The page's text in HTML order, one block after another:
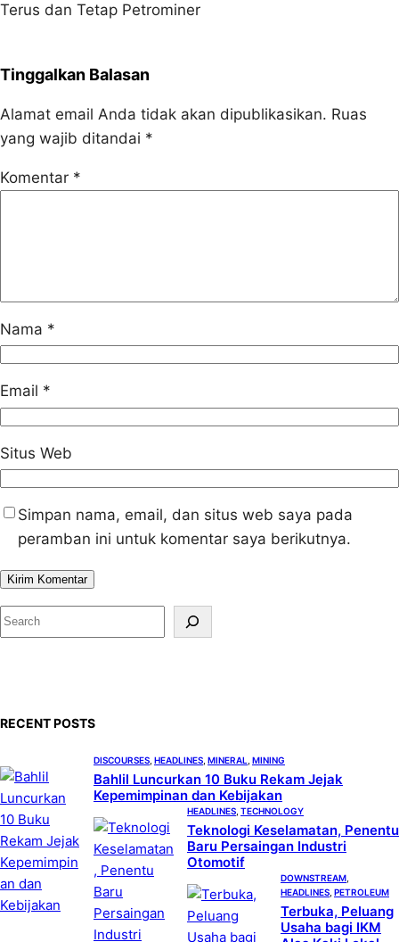
Terus dan Tetap Petrominer
Tinggalkan Balasan
Alamat email Anda tidak akan dipublikasikan. Ruas
yang wajib ditandai *
Komentar *
Nama *
Email *
Situs Web
Simpan nama, email, dan situs web saya pada
peramban ini untuk komentar saya berikutnya.
S
e
RECENT POSTS
DISCOURSES HEADLINES MINERAL MINING
Bahlil Luncurkan 10 Buku Rekam Jejak
Kepemimpinan dan Kebijakan
HEADLINES TECHNOLOGY
Teknologi Keselamatan, Penentu
Baru Persaingan Industri
Otomotif
DOWNSTREAM
HEADLINES PETROLEUM
Terbuka, Peluang
Usaha bagi IKM